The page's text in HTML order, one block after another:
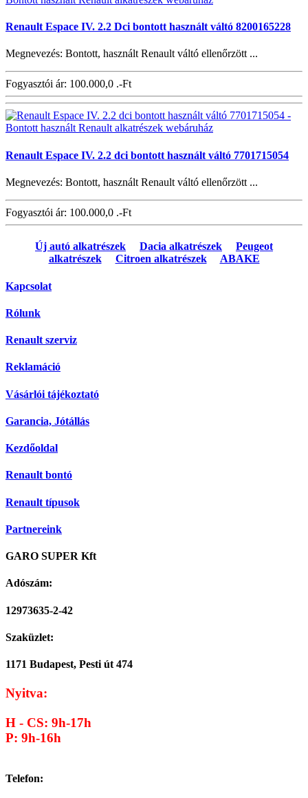
Renault Espace IV. 2.2 Dci bontott használt váltó 8200165228
Megnevezés: Bontott, használt Renault váltó ellenőrzött ...
Fogyasztói ár: 100.000,0 .-Ft
Renault Espace IV. 2.2 dci bontott használt váltó 7701715054
Megnevezés: Bontott, használt Renault váltó ellenőrzött ...
Fogyasztói ár: 100.000,0 .-Ft
Új autó alkatrészek Dacia alkatrészek
Peugeot
alkatrészek
Citroen alkatrészek ABAKE
Kapcsolat
Rólunk
Renault szerviz
Reklamáció
Vásárlói tájékoztató
Garancia, Jótállás
Kezdőoldal
Renault bontó
Renault típusok
Partnereink
GARO SUPER Kft
Adószám:
12973635-2-42
Szaküzlet:
1171 Budapest, Pesti út 474
Nyitva:
H - CS: 9h-17h
P: 9h-16h
Telefon: